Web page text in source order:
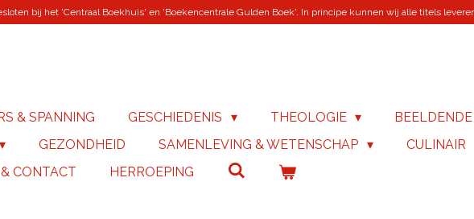
bij het 'Centraal Boekhuis' en 'Boekencentrale Gulden Boek'. In principe kunnen wij alle titels
& SPANNING GESCHIEDENIS THEOLOGIE
GEZONDHEID SAMENLEVING & WETENSCHAP
CULINAIR
CONTACT HERROEPING